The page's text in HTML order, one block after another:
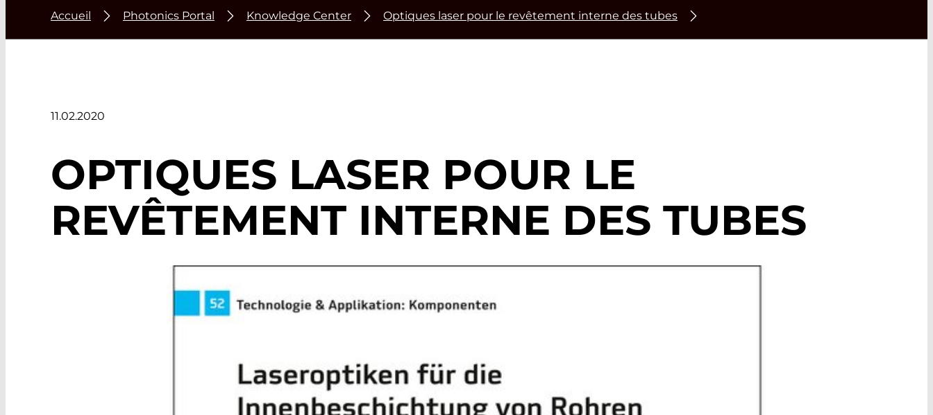
Accueil Photonics Portal Knowledge Center Optiques laser pour le revêtement interne des tubes
11.02.2020
OPTIQUES LASER POUR LE
REVÊTEMENT INTERNE DES TUBES